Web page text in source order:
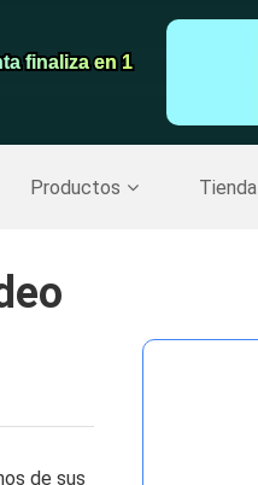
finaliza en 1
finaliza en 1
Productos Tienda
seguridad del iPhone >>
de sus